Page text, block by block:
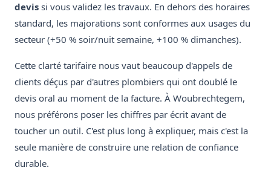
devis si vous validez les travaux. En dehors des horaires
standard, les majorations sont conformes aux usages du
secteur (+50 % soir/nuit semaine, +100 % dimanches).
Cette clarté tarifaire nous vaut beaucoup d'appels de
clients déçus par d'autres plombiers qui ont doublé le
devis oral au moment de la facture. À Woubrechtegem,
nous préférons poser les chiffres par écrit avant de
toucher un outil. C'est plus long à expliquer, mais c'est la
seule manière de construire une relation de confiance
durable.